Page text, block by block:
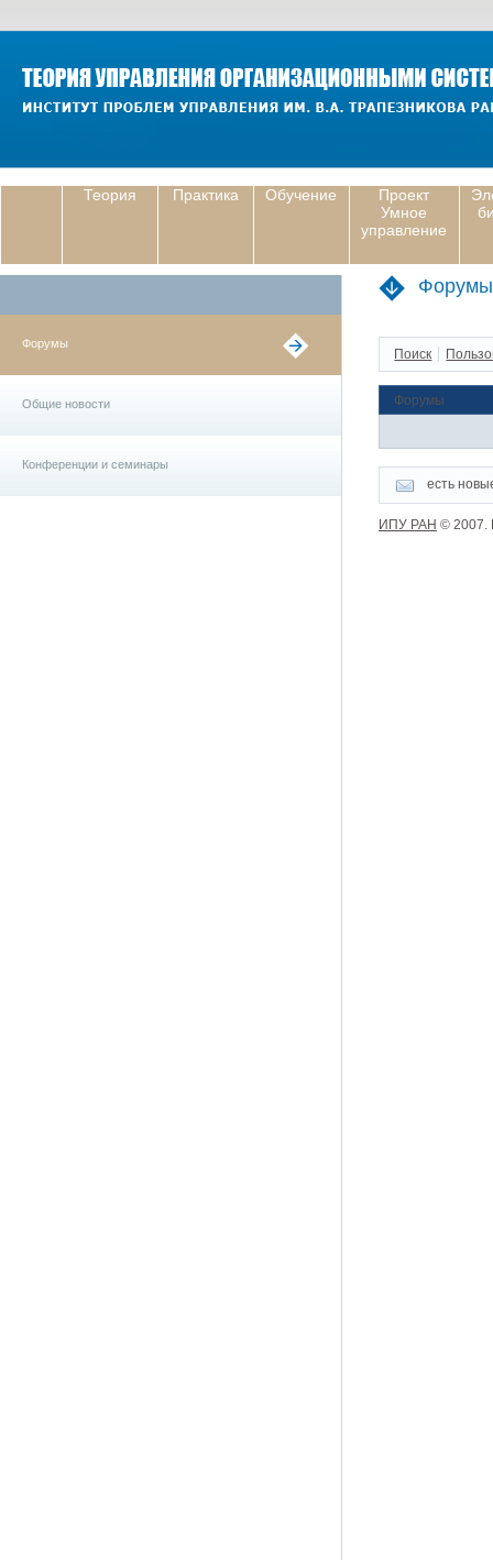
Теория Практика Обучение
Проект
Умное
управление
Форумы
Общие новости
Конференции и семинары
Поиск
Форумы
есть
ИПУ РАН © 2007.